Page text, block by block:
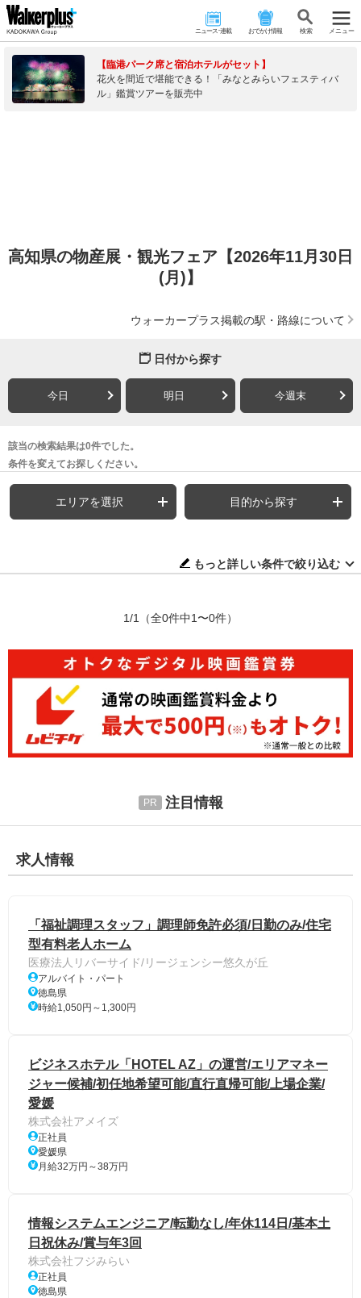
ニュース･連載 おでかけ情報 検 索 メニュー
【臨港パーク席と宿泊ホテルがセット】
花火を間近で堪能できる！「みなとみらいフェスティバ
ル」鑑賞ツアーを販売中
高知県の物産展・観光フェア【2026年11月30日
(月)】
ウォーカープラス掲載の駅・路線について
日付から探す
今日 明日 今週末
該当の検索結果は0件でした。
条件を変えてお探しください。
エリアを選択 目的から探す
もっと詳しい条件で絞り込む
1/1 （全0件中1〜0件）
注目情報
求人情報
「福祉調理スタッフ」調理師免許必須/日勤のみ/住宅
型有料老人ホーム
医療法人リバーサイド/リージェンシー悠久が丘
アルバイト・パート
徳島県
時給1,050円～1,300円
ビジネスホテル「HOTEL AZ」の運営/エリアマネー
ジャー候補/初任地希望可能/直行直帰可能/上場企業/
愛媛
株式会社アメイズ
正社員
愛媛県
月給32万円～38万円
情報システムエンジニア/転勤なし/年休114日/基本土
日祝休み/賞与年3回
株式会社フジみらい
正社員
徳島県